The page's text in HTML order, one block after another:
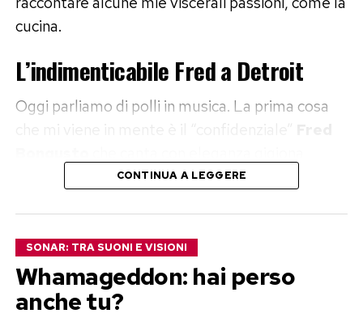
cucina.
L’indimenticabile Fred a Detroit
Oggi parliamo di polli in musica. La prima cosa
Spaghetti a Detroit, canzonetta nella quale il
insalatina e caffè, ripensando con nostalgia alle
pantagrueliche mangiate fatte nel Michigan.
Come non citare poi, in questo contesto, i
CONTINUA A LEGGERE
SONAR: TRA SUONI E VISIONI
Whamageddon: hai perso
anche tu?